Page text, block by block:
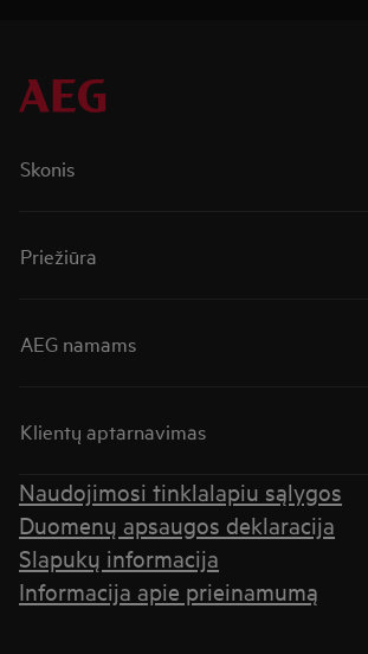
Skonis
Priežiūra
AEG namams
Klientų aptarnavimas
Naudojimosi tinklalapiu sąlygos
Duomenų apsaugos deklaracija
Slapukų informacija
Informacija apie prieinamumą